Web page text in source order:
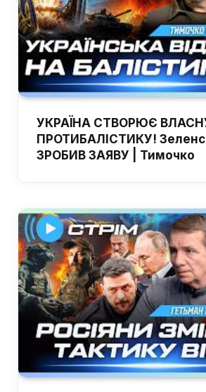
УКРАЇНА СТВОРЮЄ
ПРОТИБАЛІСТИКУ!
ЗРОБИВ ЗАЯВУ | Тимочко